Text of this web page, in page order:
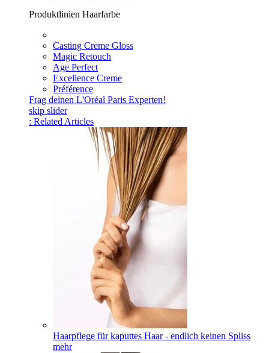
Produktlinien Haarfarbe
Casting Creme Gloss
Magic Retouch
Age Perfect
Excellence Creme
Préférence
Frag deinen L'Oréal Paris Experten!
skip slider
: Related Articles
Haarpflege für kaputtes Haar - endlich keinen Spliss
mehr